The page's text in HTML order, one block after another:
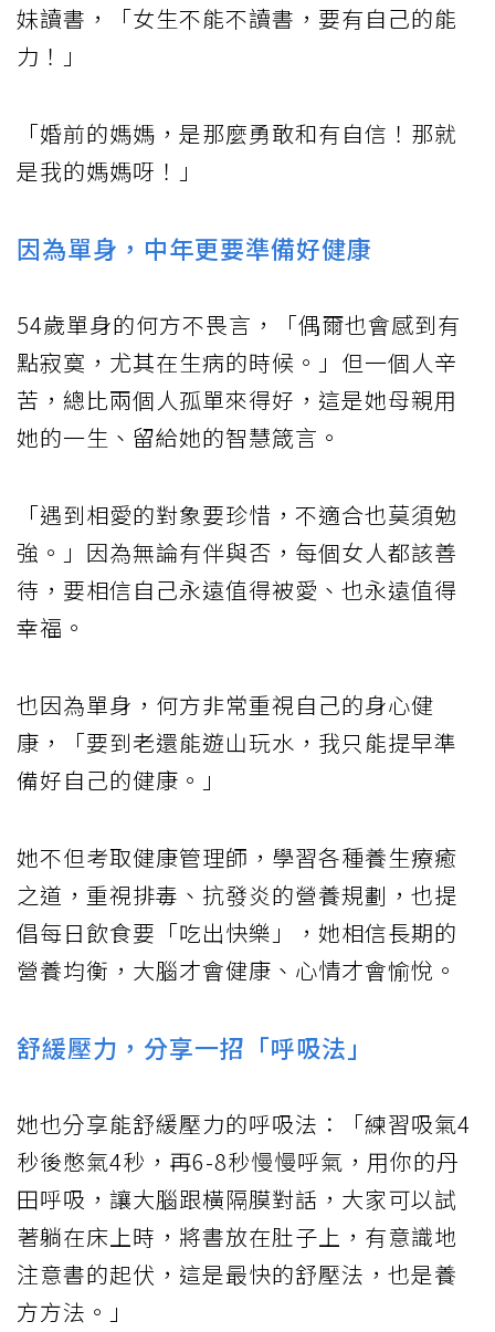
妹讀書，「女生不能不讀書，要有自己的能
力！」
「婚前的媽媽，是那麼勇敢和有自信！那就
是我的媽媽呀！」
因為單身，中年更要準備好健康
54歲單身的何方不畏言，「偶爾也會感到有
點寂寞，尤其在生病的時候。」但一個人辛
苦，總比兩個人孤單來得好，這是她母親用
她的一生、留給她的智慧箴言。
「遇到相愛的對象要珍惜，不適合也莫須勉
強。」因為無論有伴與否，每個女人都該善
待，要相信自己永遠值得被愛、也永遠值得
幸福。
也因為單身，何方非常重視自己的身心健
康，「要到老還能遊山玩水，我只能提早準
備好自己的健康。」
她不但考取健康管理師，學習各種養生療癒
之道，重視排毒、抗發炎的營養規劃，也提
倡每日飲食要「吃出快樂」，她相信長期的
營養均衡，大腦才會健康、心情才會愉悅。
舒緩壓力，分享一招「呼吸法」
她也分享能舒緩壓力的呼吸法：「練習吸氣4
秒後憋氣4秒，再6-8秒慢慢呼氣，用你的丹
田呼吸，讓大腦跟橫隔膜對話，大家可以試
著躺在床上時，將書放在肚子上，有意識地
注意書的起伏，這是最快的舒壓法，也是養
方方法。」